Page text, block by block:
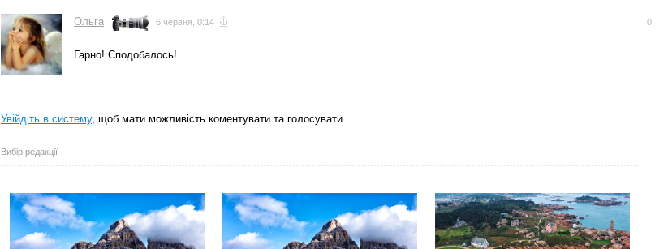
Ольга 6 червня, 0:14 0
Гарно! Сподобалось!
Увійдіть в систему, щоб мати можливість коментувати та голосувати.
Вибір редакції